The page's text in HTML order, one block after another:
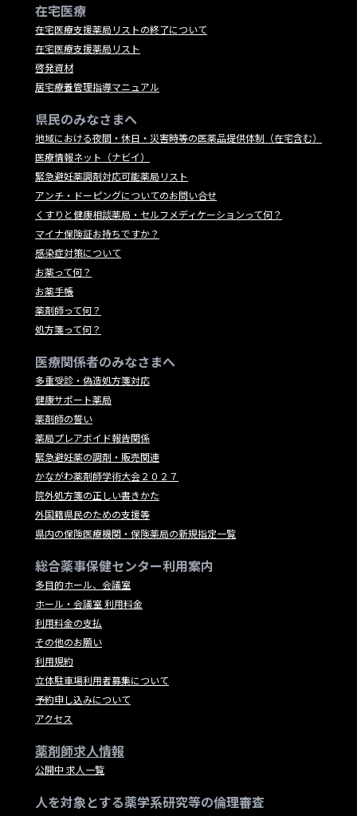
在宅医療
在宅医療支援薬局リストの終了について
在宅医療支援薬局リスト
啓発資材
居宅療養管理指導マニュアル
県民のみなさまへ
地域における夜間・休日・災害時等の医薬品提供体制（在宅含む）
医療情報ネット（ナビイ）
緊急避妊薬調剤対応可能薬局リスト
アンチ・ドーピングについてのお問い合せ
くすりと健康相談薬局・セルフメディケーションって何？
マイナ保険証お持ちですか？
感染症対策について
お薬って何？
お薬手帳
薬剤師って何？
処方箋って何？
医療関係者のみなさまへ
多重受診・偽造処方箋対応
健康サポート薬局
薬剤師の誓い
薬局プレアボイド報告関係
緊急避妊薬の調剤・販売関連
かながわ薬剤師学術大会２０２７
院外処方箋の正しい書きかた
外国籍県民のための支援等
県内の保険医療機関・保険薬局の新規指定一覧
総合薬事保健センター利用案内
多目的ホール、会議室
ホール・会議室 利用料金
利用料金の支払
その他のお願い
利用規約
立体駐車場利用者募集について
予約申し込みについて
アクセス
薬剤師求人情報
公開中 求人一覧
人を対象とする薬学系研究等の倫理審査